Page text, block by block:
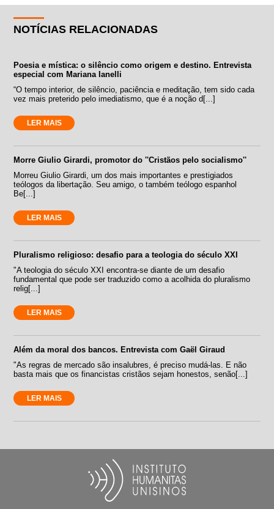
NOTÍCIAS RELACIONADAS
Poesia e mística: o silêncio como origem e destino. Entrevista
especial com Mariana Ianelli
“O tempo interior, de silêncio, paciência e meditação, tem sido cada
vez mais preterido pelo imediatismo, que é a noção d[...]
LER MAIS
Morre Giulio Girardi, promotor do ''Cristãos pelo socialismo''
Morreu Giulio Girardi, um dos mais importantes e prestigiados
teólogos da libertação. Seu amigo, o também teólogo espanhol
Be[...]
LER MAIS
Pluralismo religioso: desafio para a teologia do século XXI
"A teologia do século XXI encontra-se diante de um desafio
fundamental que pode ser traduzido como a acolhida do pluralismo
relig[...]
LER MAIS
Além da moral dos bancos. Entrevista com Gaël Giraud
"As regras de mercado são insalubres, é preciso mudá-las. E não
basta mais que os financistas cristãos sejam honestos, senão[...]
LER MAIS